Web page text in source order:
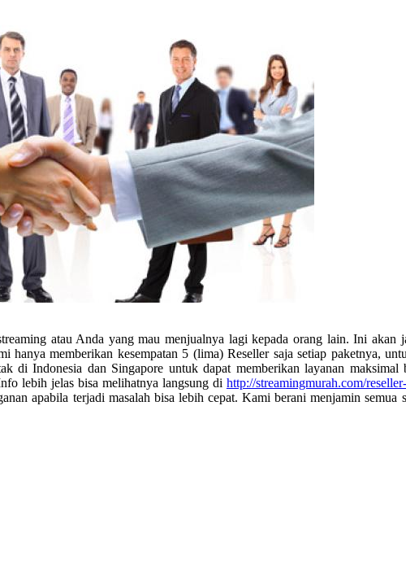
atau Anda yang mau menjualnya lagi kepada orang lain. Ini akan
memberikan kesempatan 5 (lima) Reseller saja setiap paketnya,
Indonesia dan Singapore untuk dapat memberikan layanan maksimal
lebih jelas bisa melihatnya langsung di http://streamingmurah.com/
apabila terjadi masalah bisa lebih cepat. Kami berani menjamin semua